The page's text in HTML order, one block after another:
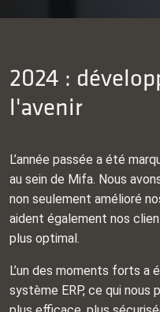
2024 :
l'avenir
L’année passée a été
au sein de Mifa. Nous
non seulement amélioré
aident également nos
plus optimal.
L’un des moments forts a
système ERP, ce qui